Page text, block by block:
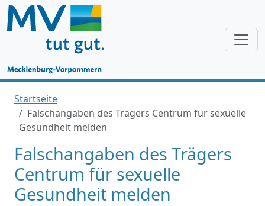
Startseite
Falschangaben des Trägers Centrum für sexuelle
Gesundheit melden
Falschangaben des Trägers
Centrum für sexuelle
Gesundheit melden